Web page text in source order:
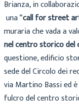
Brianza, in
una “call for street
muraria che vada a
nel centro storico del
questione, edificio
sede del Circolo dei
via Martino Bassi ed
fulcro del centro